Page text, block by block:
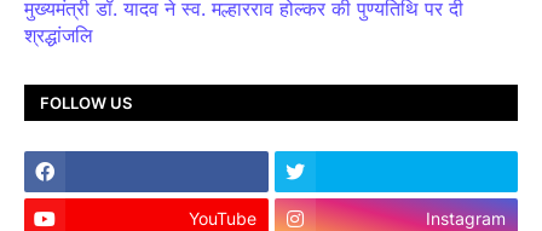
मुख्यमंत्री डॉ. यादव ने स्व. मल्हारराव होल्कर की पुण्यतिथि पर दी
श्रद्धांजलि
FOLLOW US
YouTube Instagram